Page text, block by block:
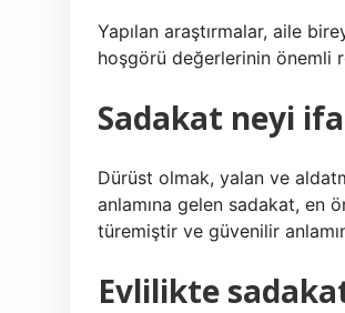
Yapılan araştırmalar, aile
hoşgörü değerlerinin önemli
Sadakat neyi
Dürüst olmak, yalan ve
anlamına gelen sadakat, en
türemiştir ve güvenilir
Evlilikte